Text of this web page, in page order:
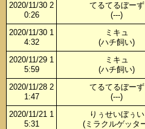
2020/11/30 2
0:26
てるてるぼーず
(---)
2020/11/30 1
4:32
ミキュ
(ハチ飼い)
2020/11/29 1
5:59
ミキュ
(ハチ飼い)
2020/11/28 2
1:47
てるてるぼーず
(---)
2020/11/21 1
5:31
りぅせいぼぅい
(ミラクルゲッタ